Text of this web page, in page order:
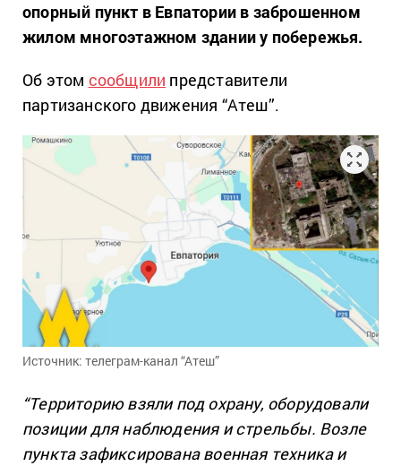
опорный пункт в Евпатории в заброшенном
жилом многоэтажном здании у побережья.
Об этом сообщили представители
партизанского движения “Атеш”.
Источник: телеграм-канал “Атеш”
“Территорию взяли под охрану, оборудовали
позиции для наблюдения и стрельбы. Возле
пункта зафиксирована военная техника и